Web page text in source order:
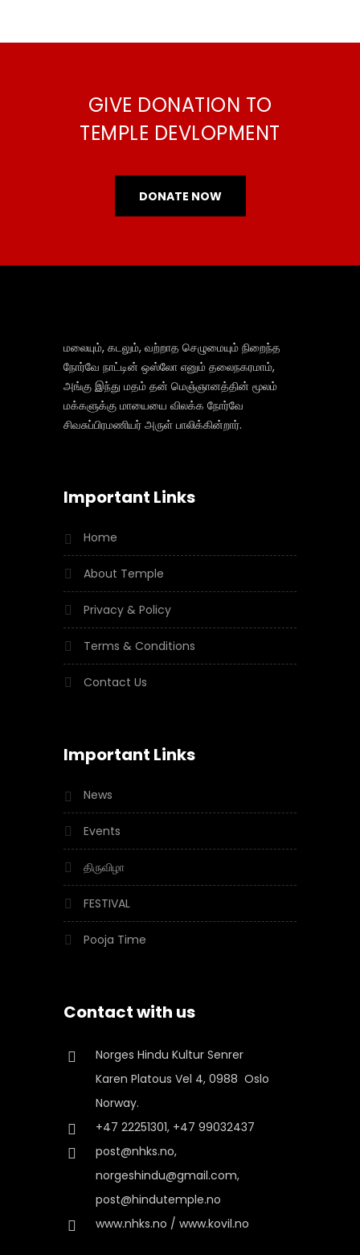
GIVE DONATION TO
TEMPLE DEVLOPMENT
DONATE NOW
மலையும், கடலும், வற்றாத செழுமையும் நிறைந்த
நோர்வே நாட்டின் ஒஸ்லோ எனும் தலைநகரமாம்,
அங்கு இந்து மதம் தன் மெஞ்ஞானத்தின் மூலம்
மக்களுக்கு மாயையை விலக்க நோர்வே
சிவசுப்பிரமணியர் அருள் பாலிக்கின்றார்.
Important Links
Home
About Temple
Privacy & Policy
Terms & Conditions
Contact Us
Important Links
News
Events
திருவிழா
FESTIVAL
Pooja Time
Contact with us
Norges Hindu Kultur Senrer
Karen Platous Vel 4, 0988 Oslo
Norway.
+47 22251301, +47 99032437
post@nhks.no,
norgeshindu@gmail.com,
post@hindutemple.no
www.nhks.no / www.kovil.no